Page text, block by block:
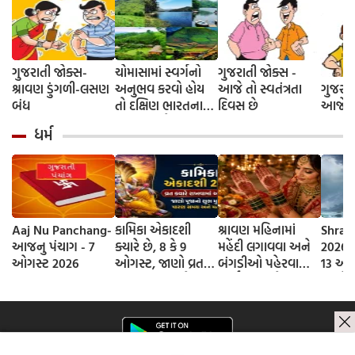
ગુજરાતી જોક્સ-
શ્રાવણ ડુંગળી-લસણ
બંધ
ચોમાસામાં સ્વર્ગનો
અનુભવ કરવો હોય
તો દક્ષિણ ભારતના
મુલાકાત લો
ગુજરાતી જોક્સ -
આજે તો સ્વતંત્રતા
દિવસ છે
આજે
ધર્મ
Aaj Nu Panchang-
આજનુ પંચાગ - 7
ઓગસ્ટ 2026
કામિકા એકાદશી
ક્યારે છે, 8 કે 9
ઓગસ્ટ, જાણો વ્રતની
ભગવાન વિષ્ણુની
પૂજાનું શુભ મુહૂર્ત
શ્રાવણ મહિનામાં
મહેંદી લગાવવા અને
બંગડીઓ પહેરવાના
2026
13